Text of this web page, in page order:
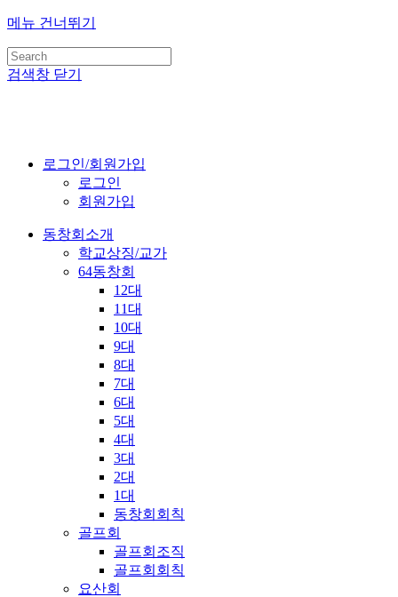
메뉴 건너뛰기
검색창 닫기
로그인/회원가입
로그인
회원가입
동창회소개
학교상징/교가
64동창회
12대
11대
10대
9대
8대
7대
6대
5대
4대
3대
2대
1대
동창회회칙
골프회
골프회조직
골프회회칙
요산회